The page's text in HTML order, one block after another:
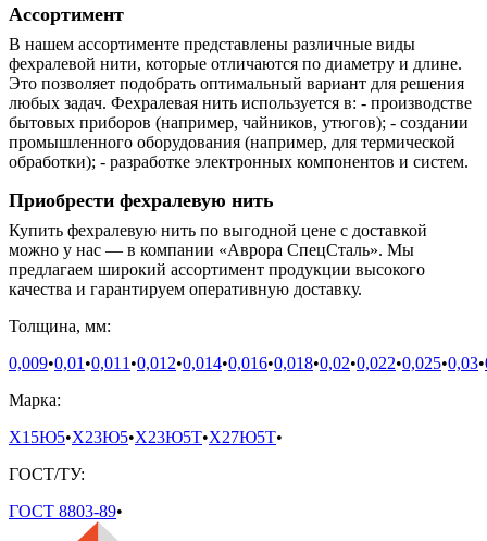
Ассортимент
В нашем ассортименте представлены различные виды
фехралевой нити, которые отличаются по диаметру и длине.
Это позволяет подобрать оптимальный вариант для решения
любых задач. Фехралевая нить используется в: - производстве
бытовых приборов (например, чайников, утюгов); - создании
промышленного оборудования (например, для термической
обработки); - разработке электронных компонентов и систем.
Приобрести фехралевую нить
Купить фехралевую нить по выгодной цене с доставкой
можно у нас — в компании «Аврора СпецСталь». Мы
предлагаем широкий ассортимент продукции высокого
качества и гарантируем оперативную доставку.
Толщина, мм:
0,009•0,01 •0,011 •0,012•0,014•0,016•0,018•0,02•0,022•0,025•0,03•
Марка:
Х15Ю5•Х23Ю5•Х23Ю5Т•Х27Ю5Т•
ГОСТ/ТУ:
ГОСТ 8803-89•